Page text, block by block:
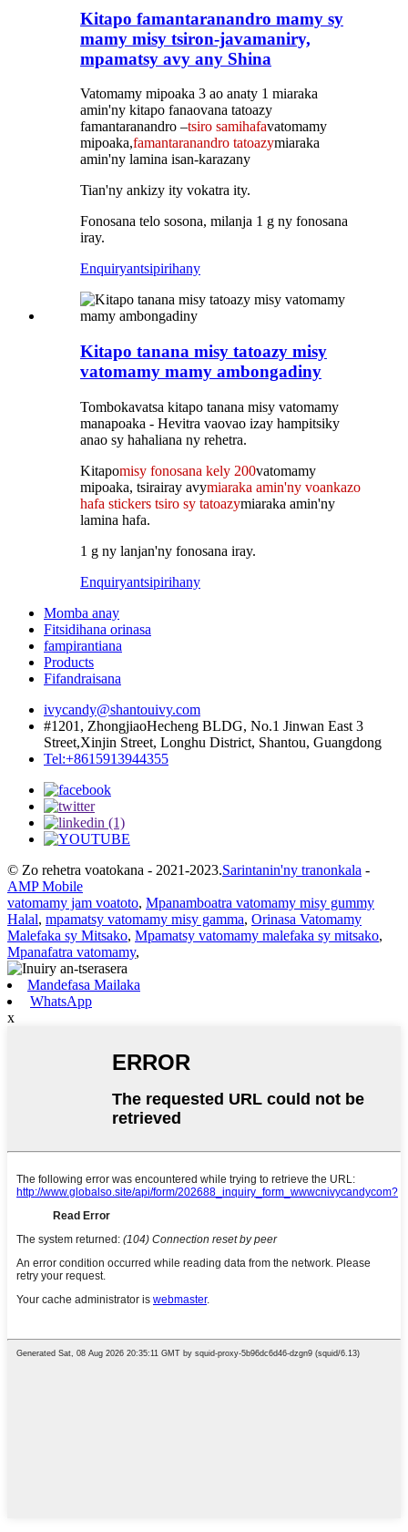
Kitapo famantaranandro mamy sy
mamy misy tsiron-javamaniry,
mpamatsy avy any Shina
Vatomamy mipoaka 3 ao anaty 1 miaraka
amin'ny kitapo fanaovana tatoazy
famantaranandro –tsiro samihafavatomamy
mipoaka,famantaranandro tatoazymiaraka
amin'ny lamina isan-karazany
Tian'ny ankizy ity vokatra ity.
Fonosana telo sosona, milanja 1 g ny fonosana
iray.
Enquiryantsipirihany
Kitapo tanana misy tatoazy misy
vatomamy mamy ambongadiny
Tombokavatsa kitapo tanana misy vatomamy
manapoaka - Hevitra vaovao izay hampitsiky
anao sy hahaliana ny rehetra.
Kitapomisy fonosana kely 200vatomamy
mipoaka, tsirairay avymiaraka amin'ny voankazo
hafa stickers tsiro sy tatoazymiaraka amin'ny
lamina hafa.
1 g ny lanjan'ny fonosana iray.
Enquiryantsipirihany
Momba anay
Fitsidihana orinasa
fampirantiana
Products
Fifandraisana
ivycandy@shantouivy.com
#1201, ZhongjiaoHecheng BLDG, No.1 Jinwan East 3
Street,Xinjin Street, Longhu District, Shantou, Guangdong
Tel:+8615913944355
© Zo rehetra voatokana - 2021-2023.Sarintanin'ny tranonkala -
AMP Mobile
vatomamy jam voatoto, Mpanamboatra vatomamy misy gummy
Halal, mpamatsy vatomamy misy gamma, Orinasa Vatomamy
Malefaka sy Mitsako, Mpamatsy vatomamy malefaka sy mitsako,
Mpanafatra vatomamy,
Mandefasa Mailaka
WhatsApp
x